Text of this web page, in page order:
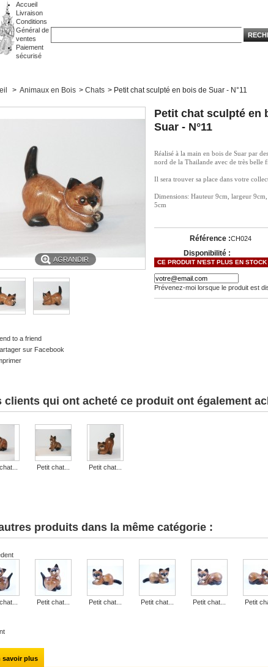
Accueil
Livraison
Conditions
Général de
ventes
Paiement
sécurisé
> Animaux en Bois > Chats > Petit chat sculpté en bois de Suar - N°11
AGRANDIR
to a friend
sur Facebook
Petit chat sculpté en
Suar - N°11
Réalisé à la main en bois de Suar par
nord de la Thailande avec de très belle
Il sera trouver sa place dans votre
Dimensions: Hauteur 9cm, largeur
5cm
Référence :CH024
Disponibilité :
CE PRODUIT N'EST PLUS EN STOCK
Prévenez-moi lorsque le produit est
clients qui ont acheté ce produit ont également
Petit chat... Petit chat...
produits dans la même catégorie :
Petit chat... Petit chat... Petit chat... Petit chat... Petit
savoir plus